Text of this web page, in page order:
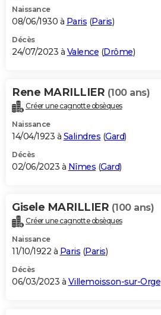
Naissance
08/06/1930 à Paris (Paris)
Décès
24/07/2023 à Valence (Drôme)
Rene MARILLIER (100 ans)
Créer une cagnotte obsèques
Naissance
14/04/1923 à Salindres (Gard)
Décès
02/06/2023 à Nîmes (Gard)
Gisele MARILLIER (100 ans)
Créer une cagnotte obsèques
Naissance
11/10/1922 à Paris (Paris)
Décès
06/03/2023 à Villemoisson-sur-Orge